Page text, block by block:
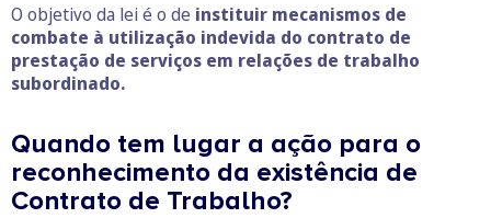
O objetivo da lei é o de instituir mecanismos de
combate à utilização indevida do contrato de
prestação de serviços em relações de trabalho
subordinado.
Quando tem lugar a ação para o
reconhecimento da existência de
Contrato de Trabalho?